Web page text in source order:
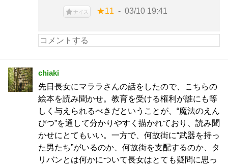
ナイス ★11 03/10 19:41
chiaki
先日長女にマララさんの話をしたので、こちらの
絵本を読み聞かせ。教育を受ける権利が誰にも等
しく与えられるべきだということが、“魔法のえん
ぴつ”を通して分かりやすく描かれており、読み聞
かせにとてもいい。一方で、何故街に“武器を持っ
た男たち”がいるのか、何故街を支配するのか、タ
リバンとは何かについて長女はとても疑問に思っ